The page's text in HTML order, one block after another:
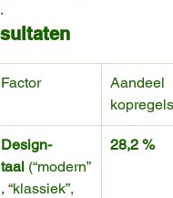
Factor
Aandeel
kopregels
Design-
taal (“modern”
, “klassiek”,
28,2 %